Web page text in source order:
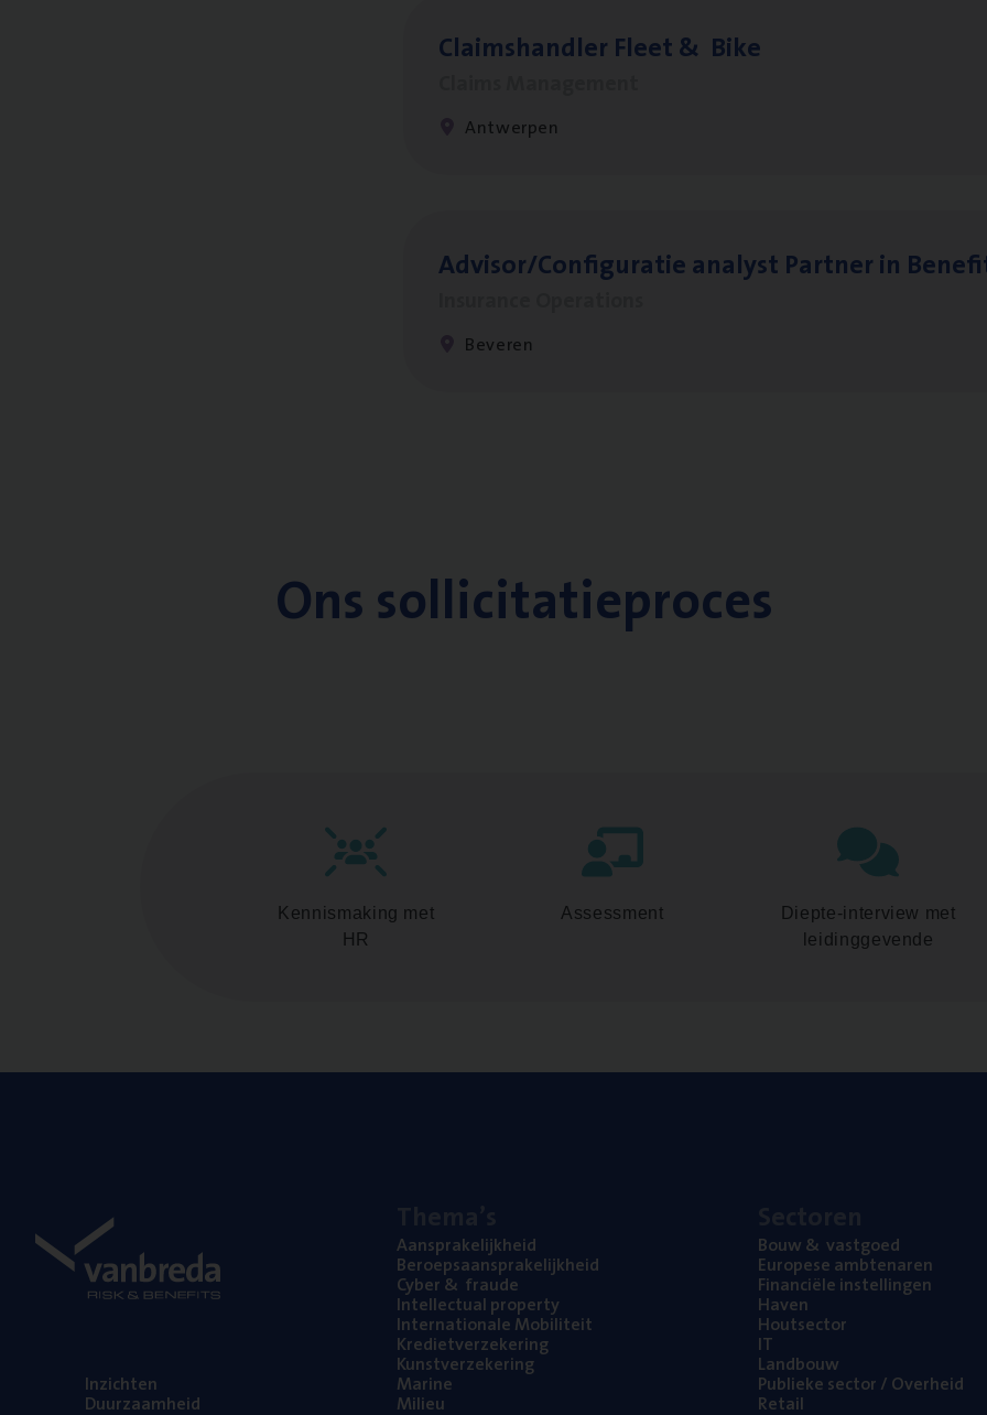
Claims­hand­ler Fleet& Bike
Antwerpen
Advisor/​Configuratie ana­lyst Part­ner in
Beveren
Ons sollicitatieproces
Kennismaking met
HR
Assessment
Diepte-interview met
leidinggevende
Inzich­ten
Duur­zaam­heid
Aan­spra­ke­lijk­heid
Beroeps­aan­spra­ke­lijk­heid
Cyber& fraude
Intel­lec­tu­al property
Inter­na­ti­o­na­le Mobiliteit
Kre­diet­ver­ze­ke­ring
Kunst­ver­ze­ke­ring
Mari­ne
Mili­eu
Bouw& vastgoed
Euro­pe­se ambtenaren
Finan­ci­ë­le instellingen
Haven
Hout­sec­tor
IT
Land­bouw
Publie­ke sec­tor / Overheid
Retail